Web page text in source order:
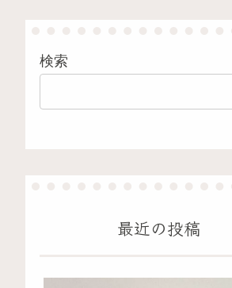
検索
最近の投稿